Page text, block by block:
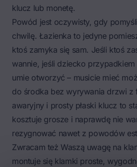
klucz lub monetę.
Powód jest oczywisty, gdy
chwilę. Łazienka to jedyne
ktoś zamyka się sam. Jeśli ktoś
wannie, jeśli dziecko przypadkiem
umie otworzyć – musicie mieć
do środka bez wyrywania drzwi z
awaryjny i prosty płaski klucz to
kosztuje grosze i naprawdę nie
rezygnować nawet z powodów
Zwracam też Waszą uwagę na
montuje się klamki proste,